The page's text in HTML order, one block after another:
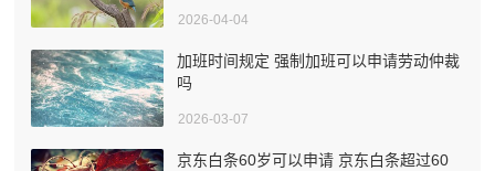
2026-04-04
加班时间规定 强制加班可以申请劳动仲裁
吗
2026-03-07
京东白条60岁可以申请 京东白条超过60